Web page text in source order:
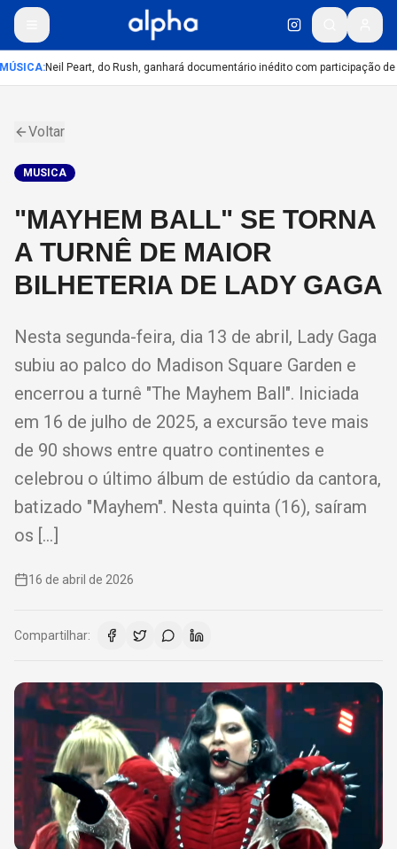
:Neil Peart, do Rush, ganhará documentário inédito com participação de
Voltar
MUSICA
"MAYHEM BALL" SE TORNA
A TURNÊ DE MAIOR
BILHETERIA DE LADY GAGA
Nesta segunda-feira, dia 13 de abril, Lady Gaga
subiu ao palco do Madison Square Garden e
encerrou a turnê "The Mayhem Ball". Iniciada
em 16 de julho de 2025, a excursão teve mais
de 90 shows entre quatro continentes e
celebrou o último álbum de estúdio da cantora,
batizado "Mayhem". Nesta quinta (16), saíram
os […]
16 de abril de 2026
Compartilhar: